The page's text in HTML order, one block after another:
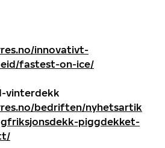
innovativt-
fastest-on-ice/
vinterdekk
bedriften/nyhetsartik
piggdekket-